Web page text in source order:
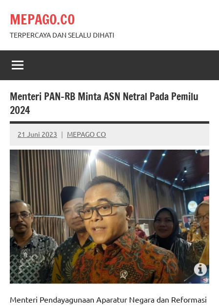
content
MEPAGO.CO
TERPERCAYA DAN SELALU DIHATI
Menteri PAN-RB Minta ASN Netral Pada Pemilu
2024
21 Juni 2023 MEPAGO CO
No
comments
Menteri Pendayagunaan Aparatur Negara dan Reformasi